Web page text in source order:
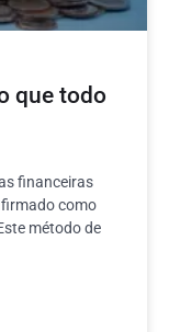
que todo
financeiras
firmado como
método de